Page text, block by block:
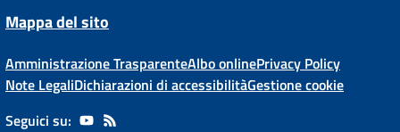
Mappa del sito
Amministrazione TrasparenteAlbo onlinePrivacy Policy
Note LegaliDichiarazioni di accessibilitàGestione cookie
Seguici su: